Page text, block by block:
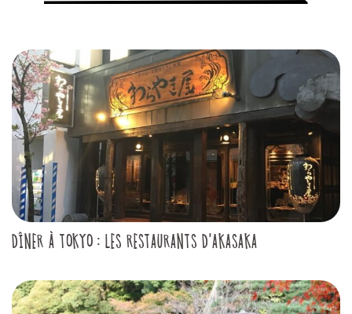
DÎNER À TOKYO : LES RESTAURANTS D'AKASAKA